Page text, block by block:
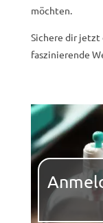
möchten.
Sichere dir jetzt
faszinierende